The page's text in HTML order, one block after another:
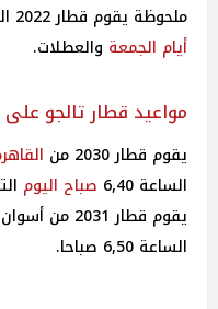
ملحوظة يقوم قطار 2022 الساعة 9 ص من محطة الإسكندرية
أيام الجمعة والعطلات.
مواعيد قطار تالجو
يقوم قطار 2030 من
الساعة 6,40
صباح اليوم
الساعة 6,50 صباحا.